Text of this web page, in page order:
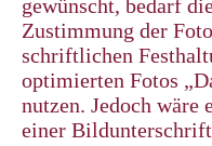
gewünscht, bedarf
Zustimmung der
schriftlichen
optimierten Fotos
nutzen. Jedoch wäre
einer